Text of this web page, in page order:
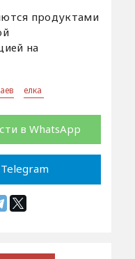
продуктами
на
елка
в WhatsApp